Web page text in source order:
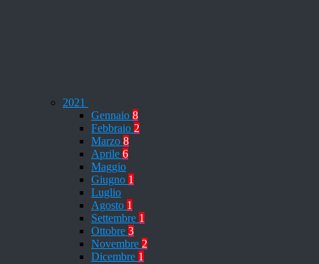
2021
Gennaio 8
Febbraio 2
Marzo 8
Aprile 6
Maggio
Giugno 1
Luglio
Agosto 1
Settembre 1
Ottobre 3
Novembre 2
Dicembre 1